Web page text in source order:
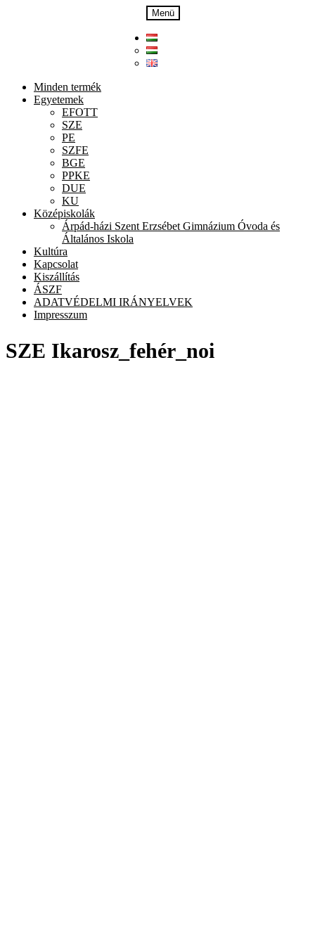
Menü
Minden termék
Egyetemek
EFOTT
SZE
PE
SZFE
BGE
PPKE
DUE
KU
Középiskolák
Árpád-házi Szent Erzsébet Gimnázium Óvoda és
Általános Iskola
Kultúra
Kapcsolat
Kiszállítás
ÁSZF
ADATVÉDELMI IRÁNYELVEK
Impresszum
SZE Ikarosz_fehér_noi